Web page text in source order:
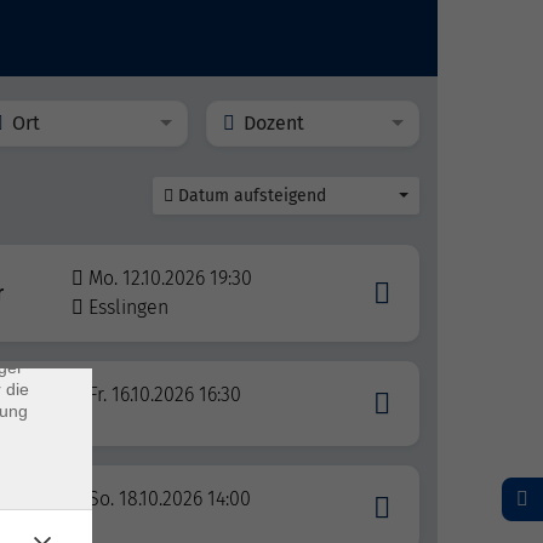
Ort Dozent
Datum aufsteigend
Mo. 12.10.2026 19:30
Esslingen
Fr. 16.10.2026 16:30
So. 18.10.2026 14:00
die